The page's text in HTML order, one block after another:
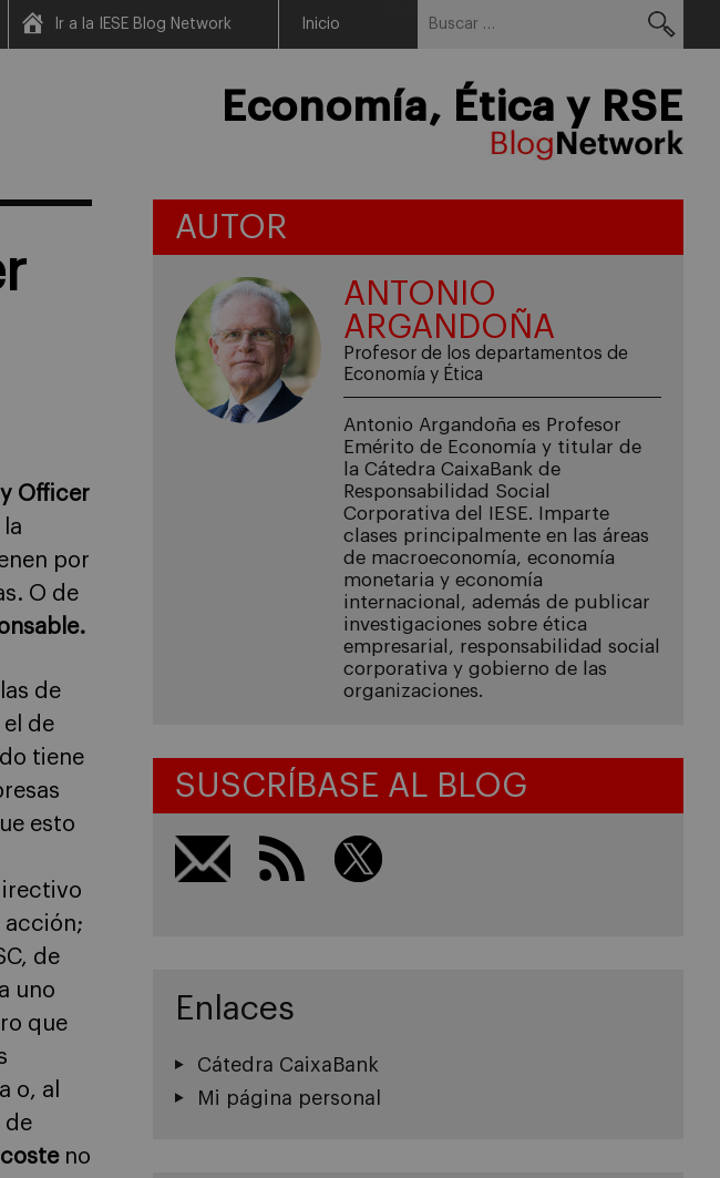
Ir a la IESE Blog Network Inicio
Economía, Ética y RSE
Officer
por
O de
de
de
tiene
esto
acción;
de
uno
que
o, al
de
costeno
AUTOR
ANTONIO
ARGANDOÑA
Profesor de los departamentos de
Economía y Ética
Antonio Argandoña es Profesor
Emérito de Economía y titular de
la Cátedra CaixaBank de
Responsabilidad Social
Corporativa del IESE. Imparte
clases principalmente en las áreas
de macroeconomía, economía
monetaria y economía
internacional, además de publicar
investigaciones sobre ética
empresarial, responsabilidad social
corporativa y gobierno de las
organizaciones.
SUSCRÍBASE AL BLOG
Enlaces
Cátedra CaixaBank
Mi página personal